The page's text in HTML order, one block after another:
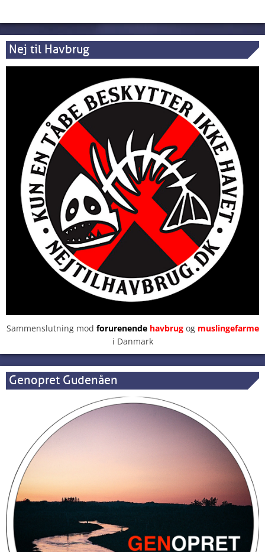
Nej til Havbrug
Sammenslutning mod forurenendehavbrugog muslingefarme
i Danmark
Genopret Gudenåen